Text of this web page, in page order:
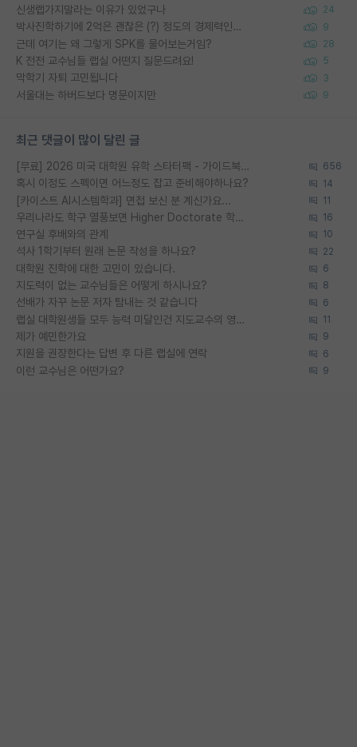
신생랩가지말라는 이유가 있었구나 24
박사진학하기에 2억은 괜찮은 (?) 정도의 경제력인가요 9
근데 여기는 왜 그렇게 SPK를 물어보는거임? 28
K 전전 교수님들 랩실 어떤지 질문드려요! 5
막학기 자퇴 고민됩니다 3
서울대는 하버드보다 명문이지만 9
최근 댓글이 많이 달린 글
[무료] 2026 미국 대학원 유학 스타터팩 - 가이드북 & 합격자 컨택메일 템플릿 656
혹시 이정도 스펙이면 어느정도 잡고 준비해야하나요? 14
[카이스트 AI시스템학과] 면접 보신 분 계신가요... 11
우리나라도 학구 열풍보면 Higher Doctorate 학위가 필요하다고 봅니다. 16
연구실 후배와의 관계 10
석사 1학기부터 원래 논문 작성을 하나요? 22
대학원 진학에 대한 고민이 있습니다. 6
지도력이 없는 교수님들은 어떻게 하시나요? 8
선배가 자꾸 논문 저자 탐내는 것 같습니다 6
랩실 대학원생들 모두 능력 미달인건 지도교수의 영향 아닌가? 11
제가 예민한가요 9
지원을 권장한다는 답변 후 다른 랩실에 연락 6
이런 교수님은 어떤가요? 9